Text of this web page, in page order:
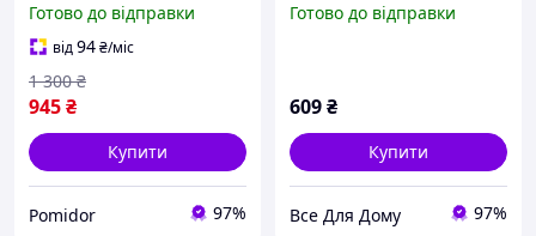
антипригарним
покриттям 32см для всіх
видів плит PR
Готово до відправки
від94₴/міс
945₴
1 300 ₴
Купити
Pomidor 97%
Готово до відправки
609₴
Купити
Все Для Дому 97%